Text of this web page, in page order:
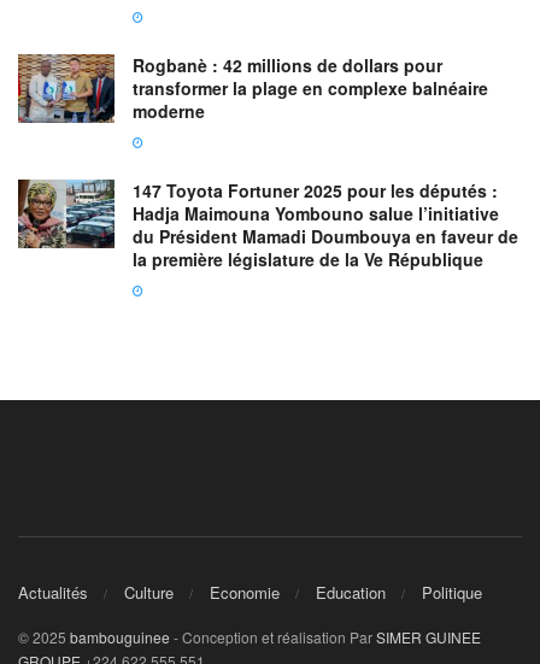
Rogbanè : 42 millions de dollars pour
transformer la plage en complexe balnéaire
moderne
147 Toyota Fortuner 2025 pour les députés :
Hadja Maimouna Yombouno salue l’initiative
du Président Mamadi Doumbouya en faveur de
la première législature de la Ve République
Actualités Culture Economie Education Politique
© 2025 bambouguinee - Conception et réalisation ParSIMER GUINEE